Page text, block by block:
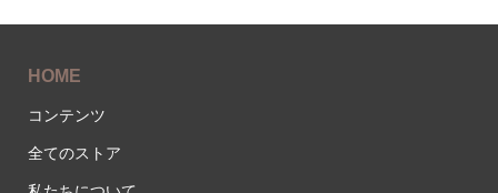
HOME
コンテンツ
全てのストア